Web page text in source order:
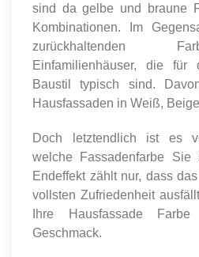
sind da gelbe und braune
Kombinationen. Im
zurückhaltenden
Einfamilienhäuser, die für
Baustil typisch sind.
Hausfassaden in Weiß,
Doch letztendlich ist es
welche Fassadenfarbe Sie
Endeffekt zählt nur, dass
vollsten Zufriedenheit
Ihre Hausfassade
Geschmack.